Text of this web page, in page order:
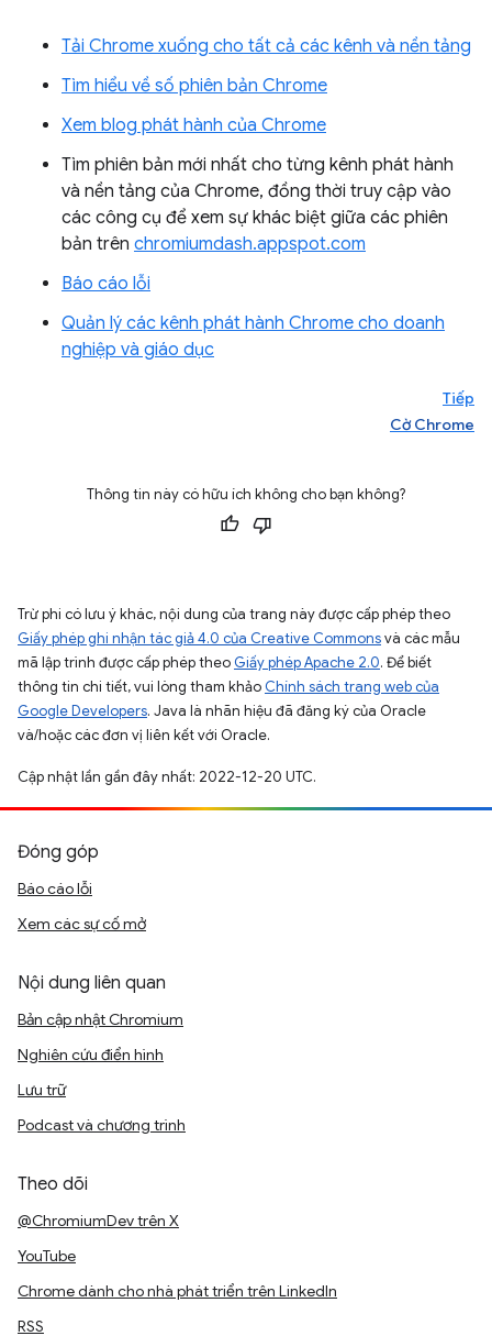
Tải Chrome xuống cho tất cả các kênh và nền tảng
Tìm hiểu về số phiên bản Chrome
Xem blog phát hành của Chrome
Tìm phiên bản mới nhất cho từng kênh phát hành
và nền tảng của Chrome, đồng thời truy cập vào
các công cụ để xem sự khác biệt giữa các phiên
bản trên chromiumdash.appspot.com
Báo cáo lỗi
Quản lý các kênh phát hành Chrome cho doanh
nghiệp và giáo dục
Tiếp
Cờ Chrome
Thông tin này có hữu ích không cho bạn không?
Trừ phi có lưu ý khác, nội dung của trang này được cấp phép theo
Giấy phép ghi nhận tác giả 4.0 của Creative Commonsvà các mẫu
mã lập trình được cấp phép theo Giấy phép Apache 2.0. Để biết
thông tin chi tiết, vui lòng tham khảo Chính sách trang web của
Google Developers. Java là nhãn hiệu đã đăng ký của Oracle
và/hoặc các đơn vị liên kết với Oracle.
Cập nhật lần gần đây nhất: 2022-12-20 UTC.
Đóng góp
Báo cáo lỗi
Xem các sự cố mở
Nội dung liên quan
Bản cập nhật Chromium
Nghiên cứu điển hình
Lưu trữ
Podcast và chương trình
Theo dõi
@ChromiumDev trên X
YouTube
Chrome dành cho nhà phát triển trên LinkedIn
RSS